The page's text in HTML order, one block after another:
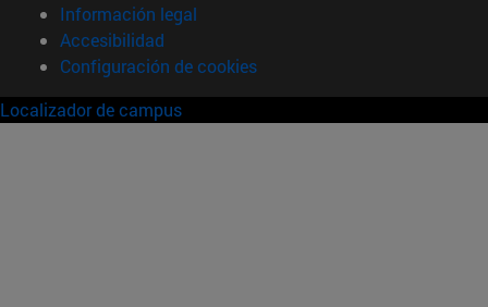
Información legal
Accesibilidad
Configuración de cookies
Localizador de campus